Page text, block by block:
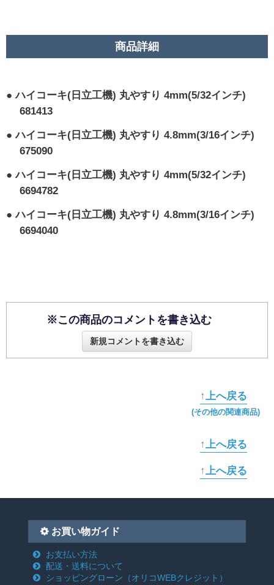
商品詳細
ハイコーキ(日立工機) 丸やすり 4mm(5/32インチ)
681413
ハイコーキ(日立工機) 丸やすり 4.8mm(3/16インチ)
675090
ハイコーキ(日立工機) 丸やすり 4mm(5/32インチ)
6694782
ハイコーキ(日立工機) 丸やすり 4.8mm(3/16インチ)
6694040
※この商品のコメントを書き込む
新規コメントを書き込む
↑上へ戻る
(その他の関連商品)
↑上へ戻る
↑上へ戻る
お買い物ガイド
お支払い方法
配送・送料について
ショッピングローン （オリコWEBクレジット）